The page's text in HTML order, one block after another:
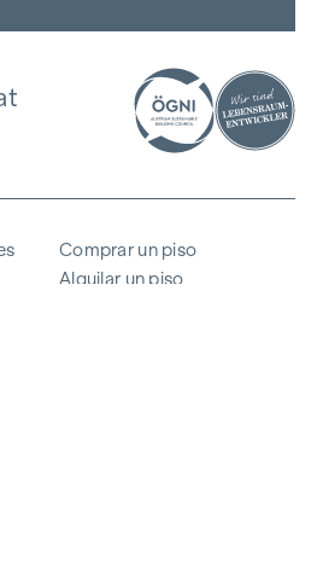
Comprar un piso
Alquilar un piso